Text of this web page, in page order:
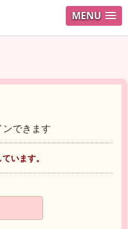
MENU
できます
います。